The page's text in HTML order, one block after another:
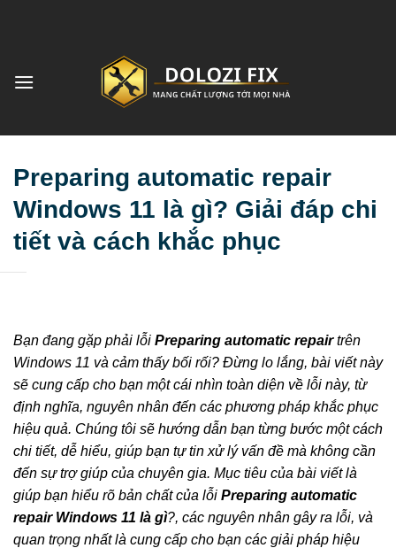
dung
Preparing automatic repair
Windows 11 là gì? Giải đáp chi
tiết và cách khắc phục
Bạn đang gặp phải lỗi Preparing automatic repairtrên
Windows 11 và cảm thấy bối rối? Đừng lo lắng, bài viết này
sẽ cung cấp cho bạn một cái nhìn toàn diện về lỗi này, từ
định nghĩa, nguyên nhân đến các phương pháp khắc phục
hiệu quả. Chúng tôi sẽ hướng dẫn bạn từng bước một cách
chi tiết, dễ hiểu, giúp bạn tự tin xử lý vấn đề mà không cần
đến sự trợ giúp của chuyên gia. Mục tiêu của bài viết là
giúp bạn hiểu rõ bản chất của lỗi Preparing automatic
repair Windows 11 là gì?, các nguyên nhân gây ra lỗi, và
quan trọng nhất là cung cấp cho bạn các giải pháp hiệu